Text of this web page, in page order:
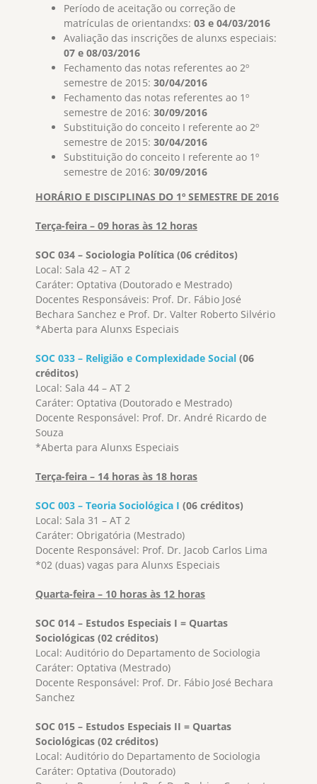
Período de aceitação ou correção de
matrículas de orientandxs: 03 e 04/03/2016
Avaliação das inscrições de alunxs especiais:
07 e 08/03/2016
Fechamento das notas referentes ao 2º
semestre de 2015: 30/04/2016
Fechamento das notas referentes ao 1º
semestre de 2016: 30/09/2016
Substituição do conceito I referente ao 2º
semestre de 2015: 30/04/2016
Substituição do conceito I referente ao 1º
semestre de 2016: 30/09/2016
HORÁRIO E DISCIPLINAS DO 1º SEMESTRE DE 2016
Terça-feira – 09 horas às 12 horas
SOC 034 – Sociologia Política (06 créditos)
Local: Sala 42 – AT 2
Caráter: Optativa (Doutorado e Mestrado)
Docentes Responsáveis: Prof. Dr. Fábio José
Bechara Sanchez e Prof. Dr. Valter Roberto Silvério
*Aberta para Alunxs Especiais
SOC 033 – Religião e Complexidade Social (06
créditos)
Local: Sala 44 – AT 2
Caráter: Optativa (Doutorado e Mestrado)
Docente Responsável: Prof. Dr. André Ricardo de
Souza
*Aberta para Alunxs Especiais
Terça-feira – 14 horas às 18 horas
SOC 003 – Teoria Sociológica I (06 créditos)
Local: Sala 31 – AT 2
Caráter: Obrigatória (Mestrado)
Docente Responsável: Prof. Dr. Jacob Carlos Lima
*02 (duas) vagas para Alunxs Especiais
Quarta-feira – 10 horas às 12 horas
SOC 014 – Estudos Especiais I = Quartas
Sociológicas (02 créditos)
Local: Auditório do Departamento de Sociologia
Caráter: Optativa (Mestrado)
Docente Responsável: Prof. Dr. Fábio José Bechara
Sanchez
SOC 015 – Estudos Especiais II = Quartas
Sociológicas (02 créditos)
Local: Auditório do Departamento de Sociologia
Caráter: Optativa (Doutorado)